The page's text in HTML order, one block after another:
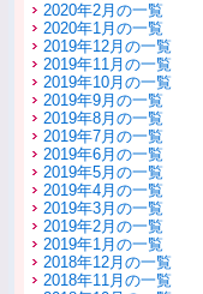
2020年2月の一覧
2020年1月の一覧
2019年12月の一覧
2019年11月の一覧
2019年10月の一覧
2019年9月の一覧
2019年8月の一覧
2019年7月の一覧
2019年6月の一覧
2019年5月の一覧
2019年4月の一覧
2019年3月の一覧
2019年2月の一覧
2019年1月の一覧
2018年12月の一覧
2018年11月の一覧